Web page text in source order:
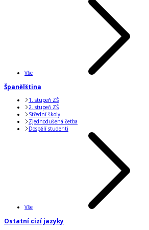
Vše
Španělština
1. stupeň ZŠ
2. stupeň ZŠ
Střední školy
Zjednodušená četba
Dospělí studenti
Vše
Ostatní cizí jazyky